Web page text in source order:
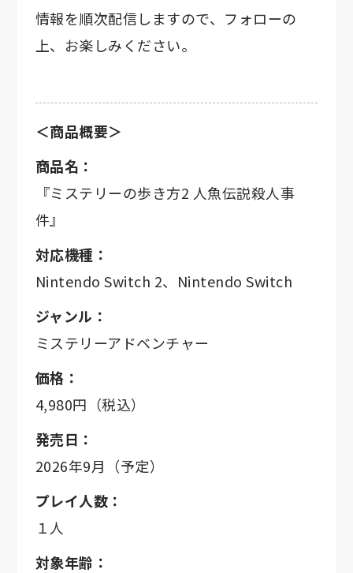
情報を順次配信しますので、フォローの
上、お楽しみください。
＜商品概要＞
商品名：
『ミステリーの歩き方2 人魚伝説殺人事
件』
対応機種：
Nintendo Switch 2、Nintendo Switch
ジャンル：
ミステリーアドベンチャー
価格：
4,980円（税込）
発売日：
2026年9月（予定）
プレイ人数：
１人
対象年齢：